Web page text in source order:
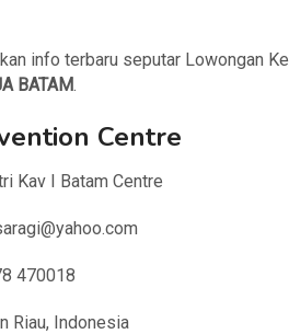
info terbaru seputar Lowongan
BATAM.
Centre
Kav I Batam Centre
470018
Riau, Indonesia